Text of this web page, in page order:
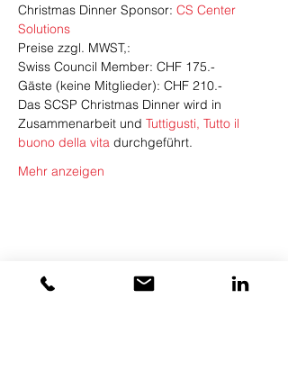
Christmas Dinner Sponsor: CS Center
Solutions
Preise zzgl. MWST,:
Swiss Council Member: CHF 175.-
Gäste (keine Mitglieder): CHF 210.-
Das SCSP Christmas Dinner wird in
Zusammenarbeit und Tuttigusti, Tutto il
buono della vita durchgeführt.
Mehr anzeigen
Diese Veranstaltung teilen